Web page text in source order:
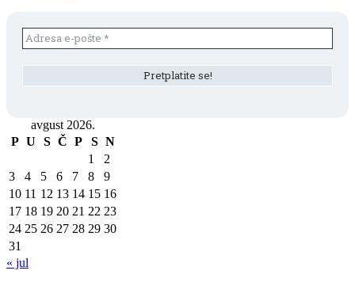
avgust 2026.
P U S Č P S N
1
2
3
4 5 6 7 8
9
10 11 12 13 14 15 16
17 18 19 20 21 22 23
24 25 26 27 28 29 30
31
« jul